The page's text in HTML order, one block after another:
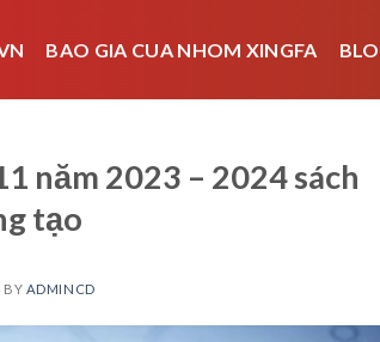
BAO GIA CUA NHOM XINGFA
năm 2023 – 2024 sách
tạo
BY ADMINCD